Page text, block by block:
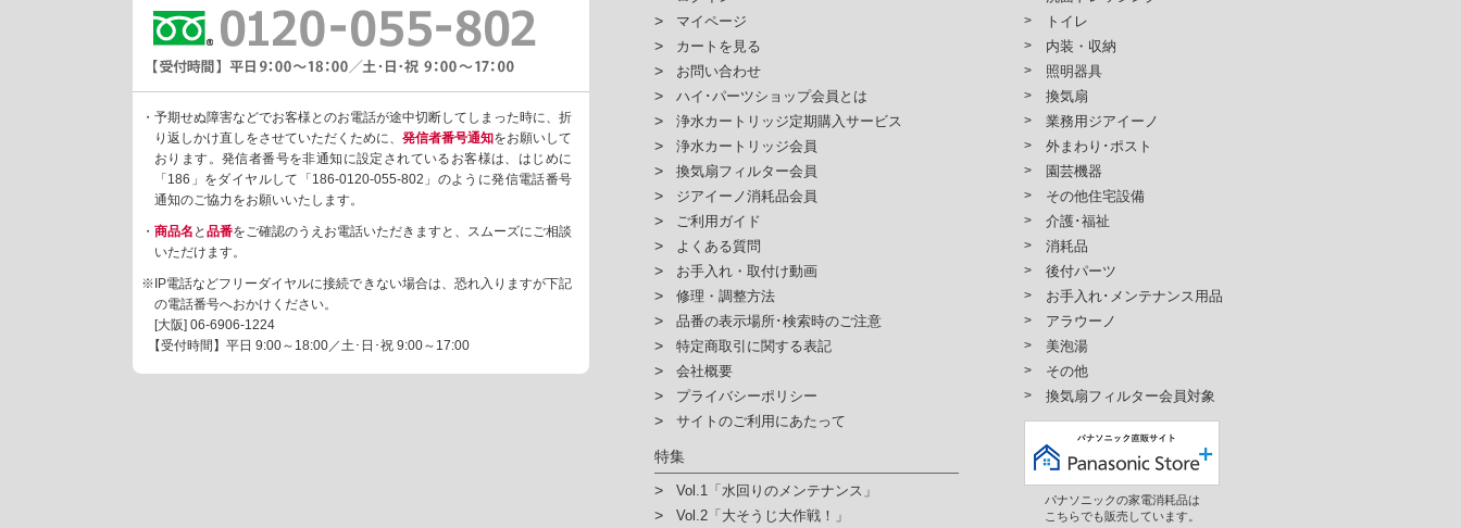
・予期せぬ障害などでお客様とのお電話が途中切断してしまった時に、折
り返しかけ直しをさせていただくために、 発信者番号通知をお願いして
おります。発信者番号を非通知に設定されているお客様は、はじめに
「186」をダイヤルして「186-0120-055-802」のように発信電話番号
通知のご協力をお願いいたします。
・ 商品名 と 品番をご確認のうえお電話いただきますと、スムーズにご相談
いただけます。
※IP電話などフリーダイヤルに接続できない場合は、恐れ入りますが下記
の電話番号へおかけください。
[大阪] 06-6906-1224
【受付時間】平日 9:00～18:00／土･日･祝 9:00～17:00
マイページ
カートを見る
お問い合わせ
ハイ･パーツショップ会員とは
浄水カートリッジ定期購入サービス
浄水カートリッジ会員
換気扇フィルター会員
ジアイーノ消耗品会員
ご利用ガイド
よくある質問
お手入れ・取付け動画
修理・調整方法
品番の表示場所･検索時のご注意
特定商取引に関する表記
会社概要
プライバシーポリシー
サイトのご利用にあたって
特集
Vol.1「水回りのメンテナンス」
Vol.2「大そうじ大作戦！」
トイレ
内装・収納
照明器具
換気扇
業務用ジアイーノ
外まわり･ポスト
園芸機器
その他住宅設備
介護･福祉
消耗品
後付パーツ
お手入れ･メンテナンス用品
アラウーノ
美泡湯
その他
換気扇フィルター会員対象
パナソニックの家電消耗品は
こちらでも販売しています。